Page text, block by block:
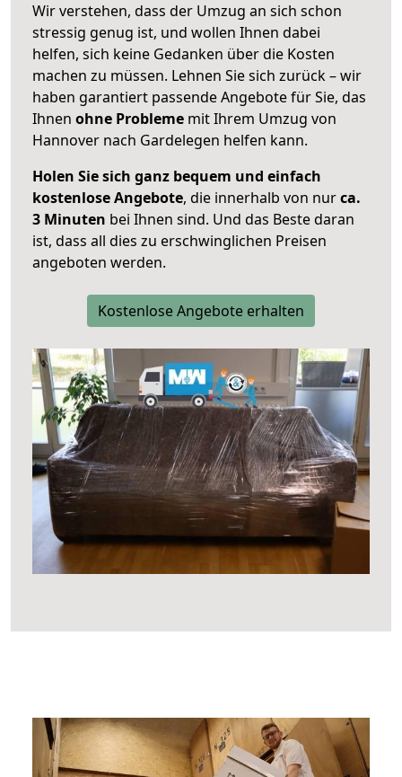
Wir verstehen, dass der Umzug an sich schon
stressig genug ist, und wollen Ihnen dabei
helfen, sich keine Gedanken über die Kosten
machen zu müssen. Lehnen Sie sich zurück – wir
haben garantiert passende Angebote für Sie, das
Ihnen ohne Probleme mit Ihrem Umzug von
Hannover nach Gardelegen helfen kann.
Holen Sie sich ganz bequem und einfach
kostenlose Angebote, die innerhalb von nurca.
3 Minuten bei Ihnen sind. Und das Beste daran
ist, dass all dies zu erschwinglichen Preisen
angeboten werden.
Kostenlose Angebote erhalten